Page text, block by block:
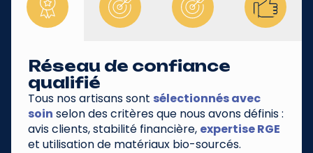
Réseau de confiance
qualifié
Tous nos artisans sont sélectionnés avec
soin selon des critères que nous avons définis :
avis clients, stabilité financière, expertise RGE
et utilisation de matériaux bio-sourcés.